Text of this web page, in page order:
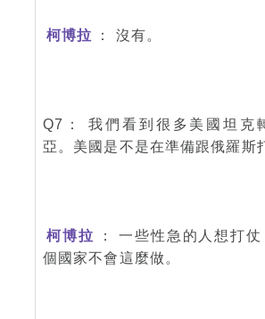
柯博拉 ： 沒有。
Q7： 我們看到很多美國坦克
亞。美國是不是在準備跟俄羅斯
柯博拉
： 一些性急的人想打
個國家不會這麼做。